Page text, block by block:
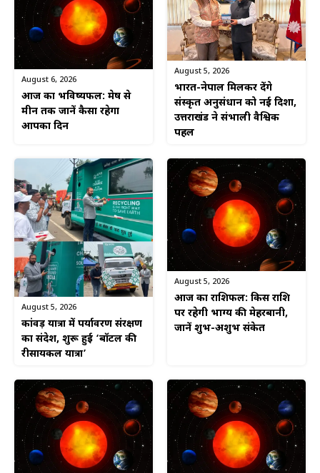
August 6, 2026
आज का भविष्यफल: मेष से
मीन तक जानें कैसा रहेगा
आपका दिन
August 5, 2026
भारत-नेपाल मिलकर देंगे
संस्कृत अनुसंधान को नई दिशा,
उत्तराखंड ने संभाली वैश्विक
पहल
August 5, 2026
कांवड़ यात्रा में पर्यावरण संरक्षण
का संदेश, शुरू हुई ‘बॉटल की
रीसायकल यात्रा’
August 5, 2026
आज का राशिफल: किस राशि
पर रहेगी भाग्य की मेहरबानी,
जानें शुभ-अशुभ संकेत